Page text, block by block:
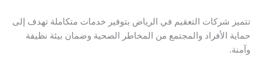
تتميز شركات التعقيم في الرياض بتوفير خدمات متكاملة تهدف إلى
حماية الأفراد والمجتمع من المخاطر الصحية وضمان بيئة نظيفة
وآمنة.